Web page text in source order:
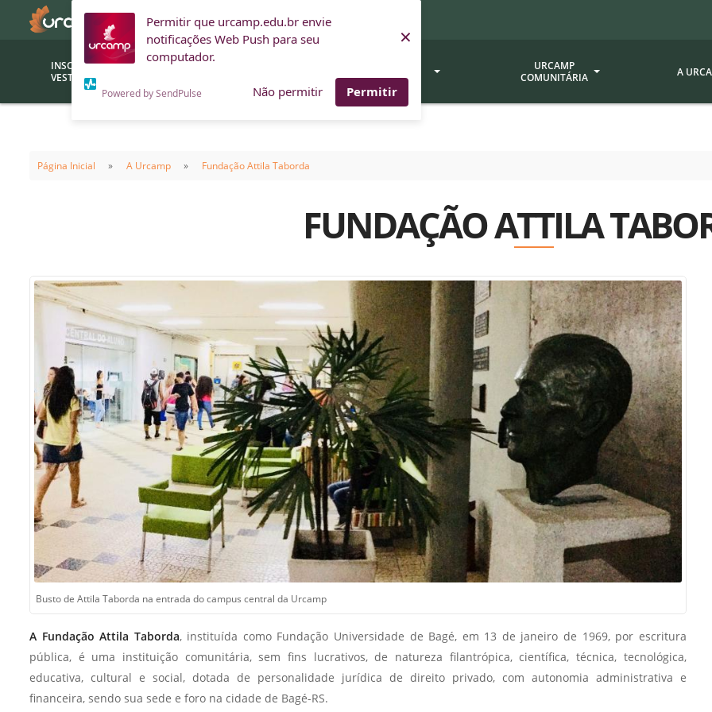
Permitir que urcamp.edu.br envie
notificações Web Push para seu
computador.
Powered by SendPulse Não permitir Permitir
×
INSCRIÇÕES
VESTIBULAR
BOLSAS E
(funcionários/professores)
Financiamentos
Saiba como ingressar na
URCAMP
Fale com um atendente!!
URCAMP
Clínica Veterinária (BAGÉ)
Laboratório de Solos -
INTEC
Laboratório de Análise de
Sementes - INTEC
Laboratório de
Biotecnologia Vegetal -
INTEC
Laboratório de
Microbiologia de Alimentos
- INTEC
Laboratório de Materiais
NPJ (Núcleo de Prática
Jurídica) - Bagé, Santana do
Livramento, São Gabriel e
Alegrete
NPS - Núcleo de Práticas
em Saúde
URCAMP
COMUNITÁRIA
Museu da Gravura
Desenvolvimento Regional
Bagé, Dom Pedrito, São
Gabriel, Santana do
Livramento
Vídeo Institucional Fazer
Urcamp Faz Bem
A
Comissão
Avaliação
Resoluções
Editais / Vagas
Institucional
Trabalhe
Eleições
FAT 2024
Ouvidoria
PDI - Plano de
Institucional
Página Inicial A Urcamp Fundação Attila Taborda
FUNDAÇÃO ATTILA
Busto de Attila Taborda na entrada do campus central da Urcamp
A Fundação Attila Taborda, instituída como Fundação Universidade de Bagé, em 13 de janeiro de 1969, por escritura
pública, é uma instituição comunitária, sem fins lucrativos, de natureza filantrópica, científica, técnica, tecnológica,
educativa, cultural e social, dotada de personalidade jurídica de direito privado, com autonomia administrativa e
financeira, sendo sua sede e foro na cidade de Bagé-RS.